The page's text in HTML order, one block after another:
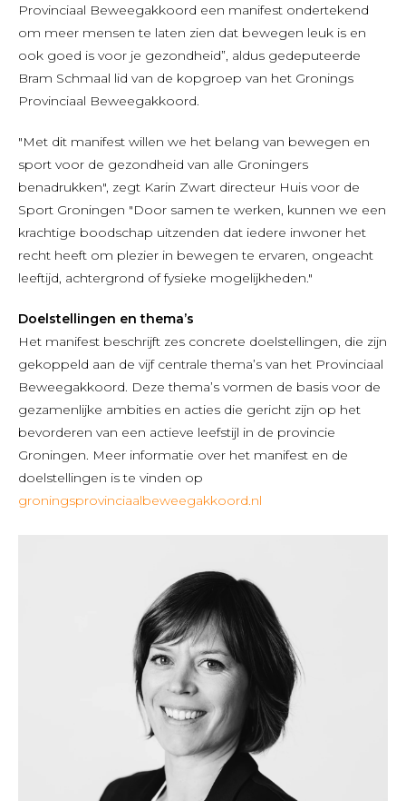
Provinciaal Beweegakkoord een manifest ondertekend
om meer mensen te laten zien dat bewegen leuk is en
ook goed is voor je gezondheid”, aldus gedeputeerde
Bram Schmaal lid van de kopgroep van het Gronings
Provinciaal Beweegakkoord.
"Met dit manifest willen we het belang van bewegen en
sport voor de gezondheid van alle Groningers
benadrukken", zegt Karin Zwart directeur Huis voor de
Sport Groningen "Door samen te werken, kunnen we een
krachtige boodschap uitzenden dat iedere inwoner het
recht heeft om plezier in bewegen te ervaren, ongeacht
leeftijd, achtergrond of fysieke mogelijkheden."
Doelstellingen en thema’s
Het manifest beschrijft zes concrete doelstellingen, die zijn
gekoppeld aan de vijf centrale thema’s van het Provinciaal
Beweegakkoord. Deze thema’s vormen de basis voor de
gezamenlijke ambities en acties die gericht zijn op het
bevorderen van een actieve leefstijl in de provincie
Groningen. Meer informatie over het manifest en de
doelstellingen is te vinden op
groningsprovinciaalbeweegakkoord.nl